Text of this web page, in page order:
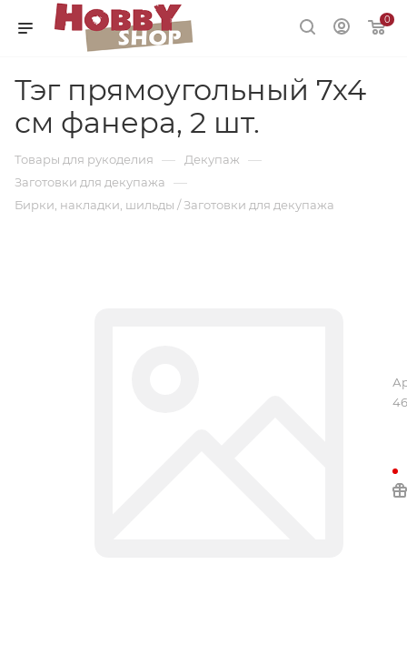
0
Тэг прямоугольный 7х4
см фанера, 2 шт.
Товары для рукоделия — Декупаж —
Заготовки для декупажа —
Бирки, накладки, шильды / Заготовки для декупажа